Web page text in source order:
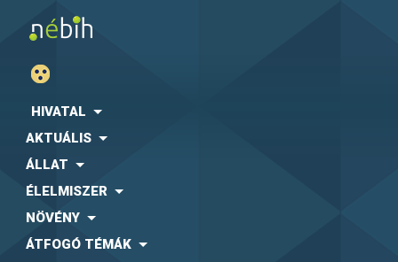
HIVATAL
AKTUÁLIS
ÁLLAT
ÉLELMISZER
NÖVÉNY
ÁTFOGÓ TÉMÁK